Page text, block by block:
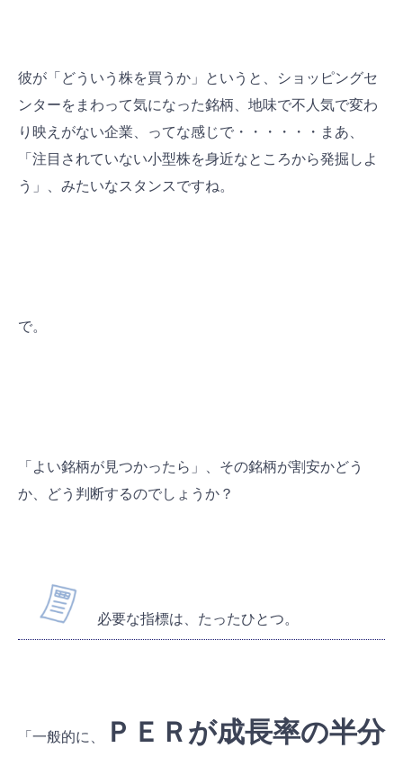
彼が「どういう株を買うか」というと、ショッピングセ
ンターをまわって気になった銘柄、地味で不人気で変わ
り映えがない企業、ってな感じで・・・・・・まあ、
「注目されていない小型株を身近なところから発掘しよ
う」、みたいなスタンスですね。
で。
「よい銘柄が見つかったら」、その銘柄が割安かどう
か、どう判断するのでしょうか？
必要な指標は、たったひとつ。
「一般的に、
ＰＥＲが成長率の半分